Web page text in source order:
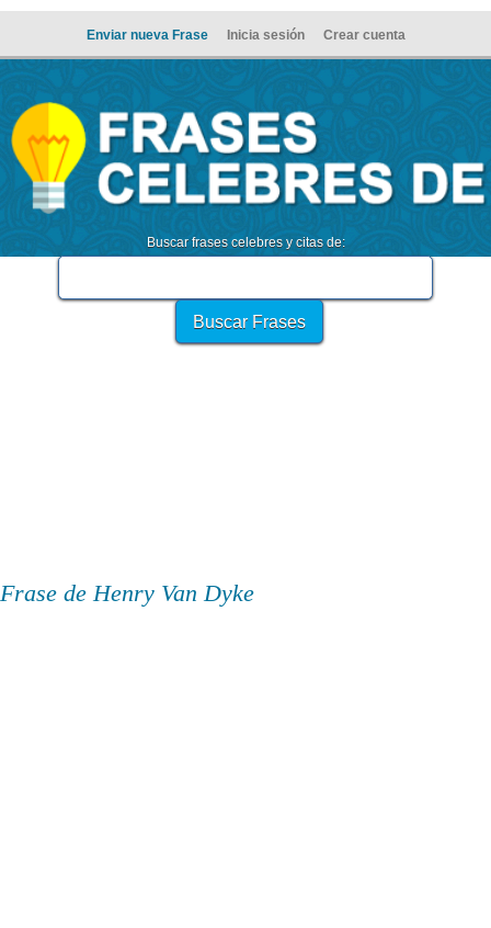
Enviar nueva Frase Inicia sesión Crear cuenta
Buscar frases celebres y citas de:
Frase de Henry Van Dyke